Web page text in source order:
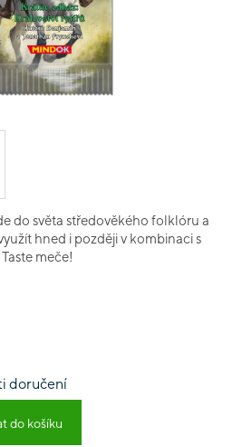
doručení
do košíku
do světa středověkého folklóru a
hned i později v kombinaci s
meče!